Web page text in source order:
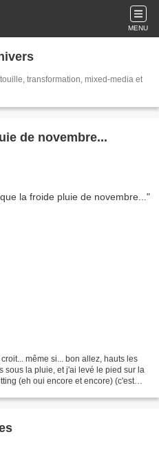
MENU
transformation, mixed-media et
de novembre...
même si... bon allez, hauts les
sous la pluie, et j'ai levé le pied sur la
(eh oui encore et encore) (c'est